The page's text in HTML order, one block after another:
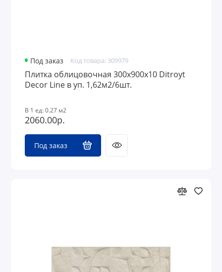
Под заказ Код товара: 309979
Плитка облицовочная 300x900х10 Ditroyt
Decor Line в уп. 1,62м2/6шт.
В 1 ед: 0.27 м2
2060.00р.
Под заказ